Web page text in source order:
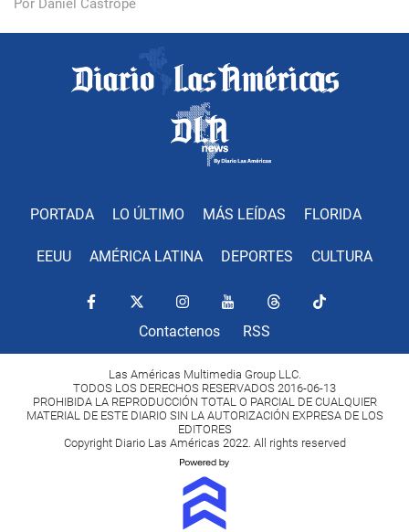
Por Daniel Castropé
PORTADA LO ÚLTIMO MÁS LEÍDAS FLORIDA
EEUU AMÉRICA LATINA DEPORTES CULTURA
Contactenos RSS
Las Américas Multimedia Group LLC.
TODOS LOS DERECHOS RESERVADOS 2016-06-13
PROHIBIDA LA REPRODUCCIÓN TOTAL O PARCIAL DE CUALQUIER
MATERIAL DE ESTE DIARIO SIN LA AUTORIZACIÓN EXPRESA DE LOS
EDITORES
Copyright Diario Las Américas 2022. All rights reserved